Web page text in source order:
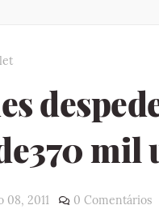
mil
08, 2011 0 Comentários